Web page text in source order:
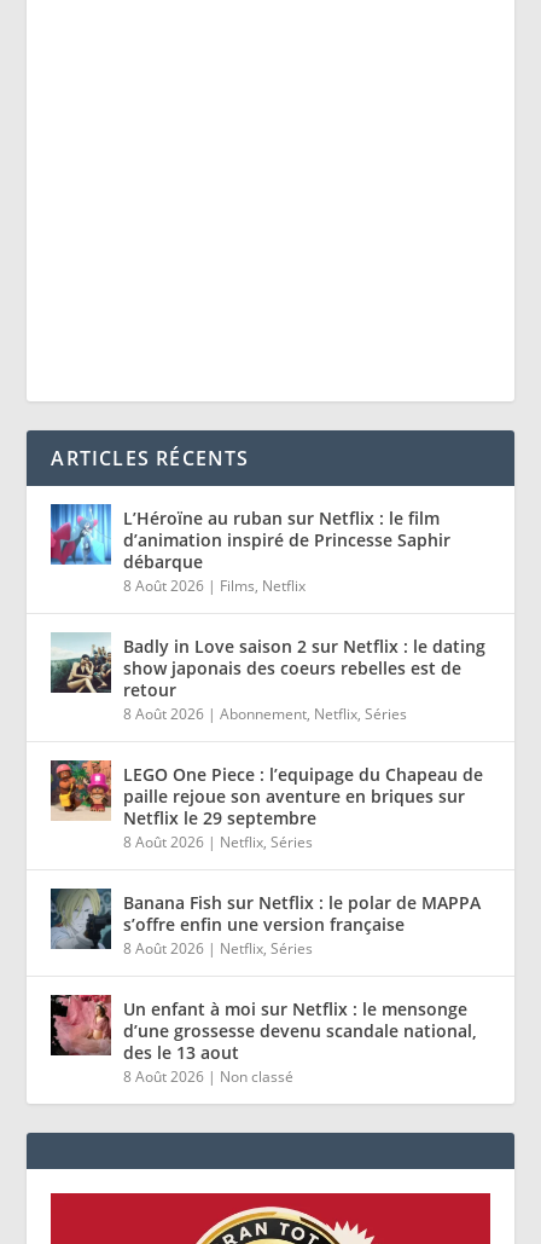
ARTICLES RÉCENTS
L’Héroïne au ruban sur Netflix : le film
d’animation inspiré de Princesse Saphir
débarque
8 Août 2026 | Films, Netflix
Badly in Love saison 2 sur Netflix : le dating
show japonais des coeurs rebelles est de
retour
8 Août 2026 |Abonnement, Netflix,Séries
LEGO One Piece : l’equipage du Chapeau de
paille rejoue son aventure en briques sur
Netflix le 29 septembre
8 Août 2026 | Netflix,Séries
Banana Fish sur Netflix : le polar de MAPPA
s’offre enfin une version française
8 Août 2026 | Netflix,Séries
Un enfant à moi sur Netflix : le mensonge
d’une grossesse devenu scandale national,
des le 13 aout
8 Août 2026 | Non classé